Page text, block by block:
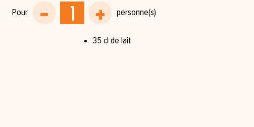
35 cl de lait